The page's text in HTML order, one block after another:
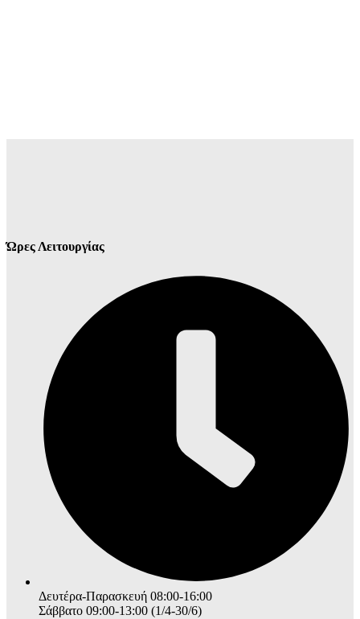
Ώρες Λειτουργίας
Δευτέρα-Παρασκευή 08:00-16:00
Σάββατο 09:00-13:00 (1/4-30/6)